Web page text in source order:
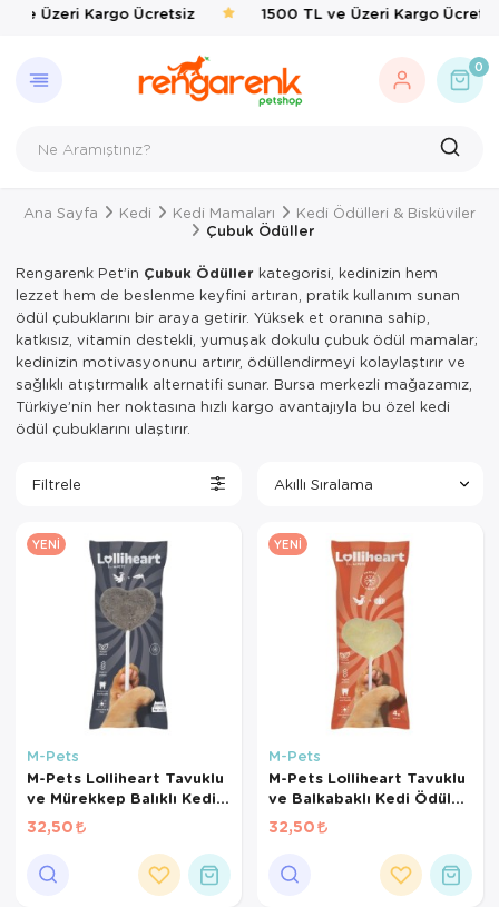
ve Üzeri Kargo Ücretsiz 1500 TL ve Üzeri Kargo Ücretsiz
0
GERI DÖN
Kedi
KEDI
Kedi Taşıma
Kedi Kumları
Kedi
Kedi
Kedi
KÖPEK
Kedi
Köpek
Köpek
Köpek
Köpek
KUŞ
Kafes & Yuva
Yem & Kraker
Evcil Hayvan
EVCIL
Kedi Mama &
BALIK
Balık Yemleri
Kaplumbağa
Yemler & Ek
Kemirgen
Bakım &
Çevre
ÇEVRE
Haşere
Ana Sayfa Kedi Kedi Mamaları Kedi Ödülleri & Bisküviler
Çubuk Ödüller
Rengarenk Pet’in Çubuk Ödüller kategorisi, kedinizin hem
lezzet hem de beslenme keyfini artıran, pratik kullanım sunan
ödül çubuklarını bir araya getirir. Yüksek et oranına sahip,
katkısız, vitamin destekli, yumuşak dokulu çubuk ödül mamalar;
kedinizin motivasyonunu artırır, ödüllendirmeyi kolaylaştırır ve
sağlıklı atıştırmalık alternatifi sunar. Bursa merkezli mağazamız,
Türkiye’nin her noktasına hızlı kargo avantajıyla bu özel kedi
ödül çubuklarını ulaştırır.
Filtrele
YENI
M-Pets
M-Pets Lolliheart Tavuklu
ve Mürekkep Balıklı Kedi
Ödülü 4 Gr
32,50
YENI
M-Pets
M-Pets Lolliheart Tavuklu
ve Balkabaklı Kedi Ödülü
4 Gr
32,50